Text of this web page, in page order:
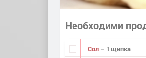
Необходими
Сол – 1 щипка